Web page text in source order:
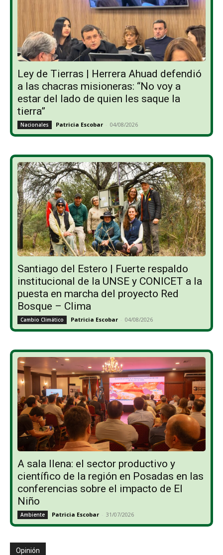
Ley de Tierras | Herrera Ahuad defendió
a las chacras misioneras: “No voy a
estar del lado de quien les saque la
tierra”
Nacionales Patricia Escobar - 04/08/2026
Santiago del Estero | Fuerte respaldo
institucional de la UNSE y CONICET a la
puesta en marcha del proyecto Red
Bosque – Clima
Cambio Climático Patricia Escobar - 04/08/2026
A sala llena: el sector productivo y
científico de la región en Posadas en las
conferencias sobre el impacto de El
Niño
Ambiente Patricia Escobar - 31/07/2026
Opinión